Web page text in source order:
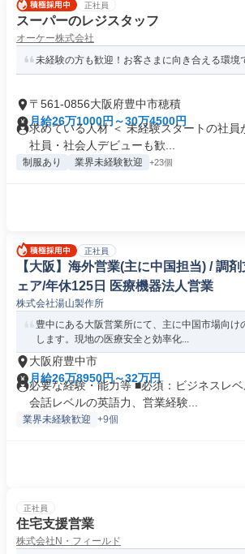
正社員
スーパーのレジスタッフ
オーケー株式会社
未経験の方も歓迎！お客さまに向き合える環境
〒561-0856大阪府豊中市穂積
月給26万1000円～30万4500円
求めている人材 ＜ 未経験スタートの社員
社員・社会人デビューも歓...
制服あり 業界未経験歓迎 +23個
正社員
【大阪】海外営業(主に中国担当) / 調
ェア/年休125日 医療機器法人営業
株式会社湯山製作所
豊中にある大阪営業所にて、主に中国市場向け
します。現地の医療安全と効率化...
大阪府豊中市
月給26万8950円～32万円
必要な経験・能力等 ■必須：ビジネスレ
会話レベルの英語力、営業経験...
業界未経験歓迎 +9個
正社員
住宅支援営業
株式会社N・フィールド